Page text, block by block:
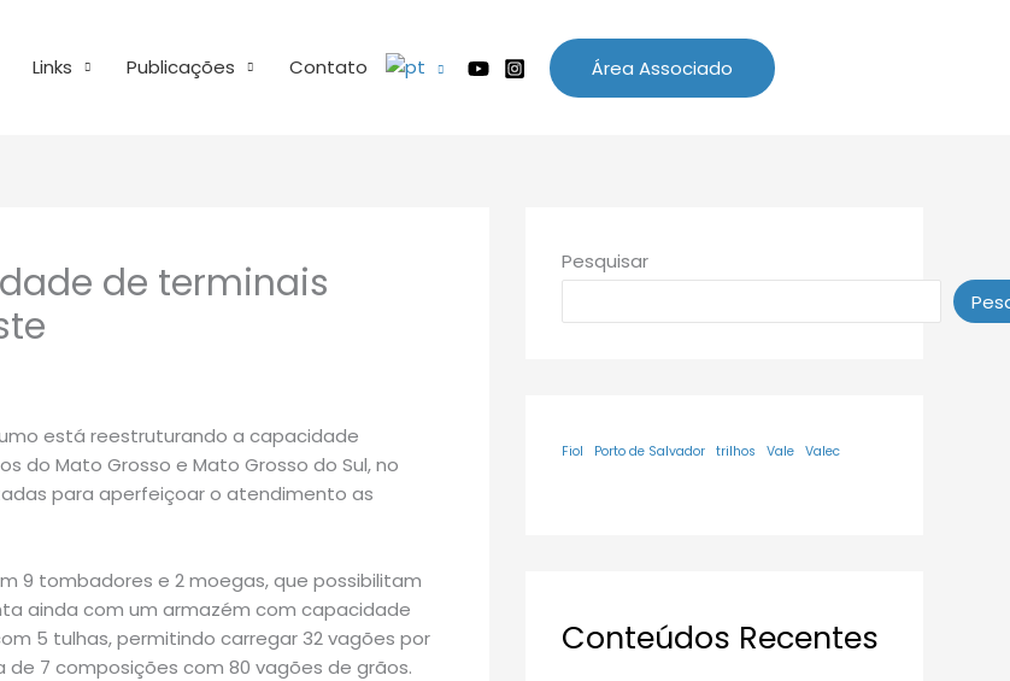
Links Publicações Contato Área Associado
de terminais
está reestruturando a capacidade
do Mato Grosso e Mato Grosso do Sul, no
para aperfeiçoar o atendimento as
9 tombadores e 2 moegas, que possibilitam
ainda com um armazém com capacidade
5 tulhas, permitindo carregar 32 vagões por
7 composições com 80 vagões de grãos.
Pesquisar
Fiol Porto de Salvador trilhos Vale Valec
Conteúdos Recentes